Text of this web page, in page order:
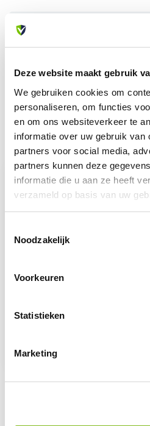
Deze website maakt gebruik
We gebruiken cookies om
personaliseren, om functies
en om ons websiteverkeer te
informatie over uw gebruik van
partners voor social media,
partners kunnen deze
informatie die u aan ze heeft
verzameld op basis van uw
Noodzakelijk
Voorkeuren
Statistieken
Marketing
Heb je vragen over dit
Of heb je hulp nodig bij je
info@allesveilig.nl
Recent bekeken
Oogdouche
6,95